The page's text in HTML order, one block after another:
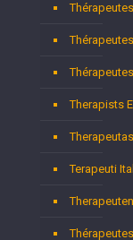
Therapists
Terapeuti